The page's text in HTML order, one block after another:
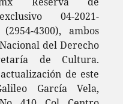
04-2021-
(2954-4300), ambos
del Derecho
de Cultura.
de este
García Vela,